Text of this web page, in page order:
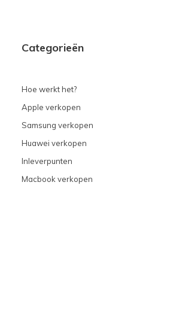
Categorieën
Hoe werkt het?
Apple verkopen
Samsung verkopen
Huawei verkopen
Inleverpunten
Macbook verkopen